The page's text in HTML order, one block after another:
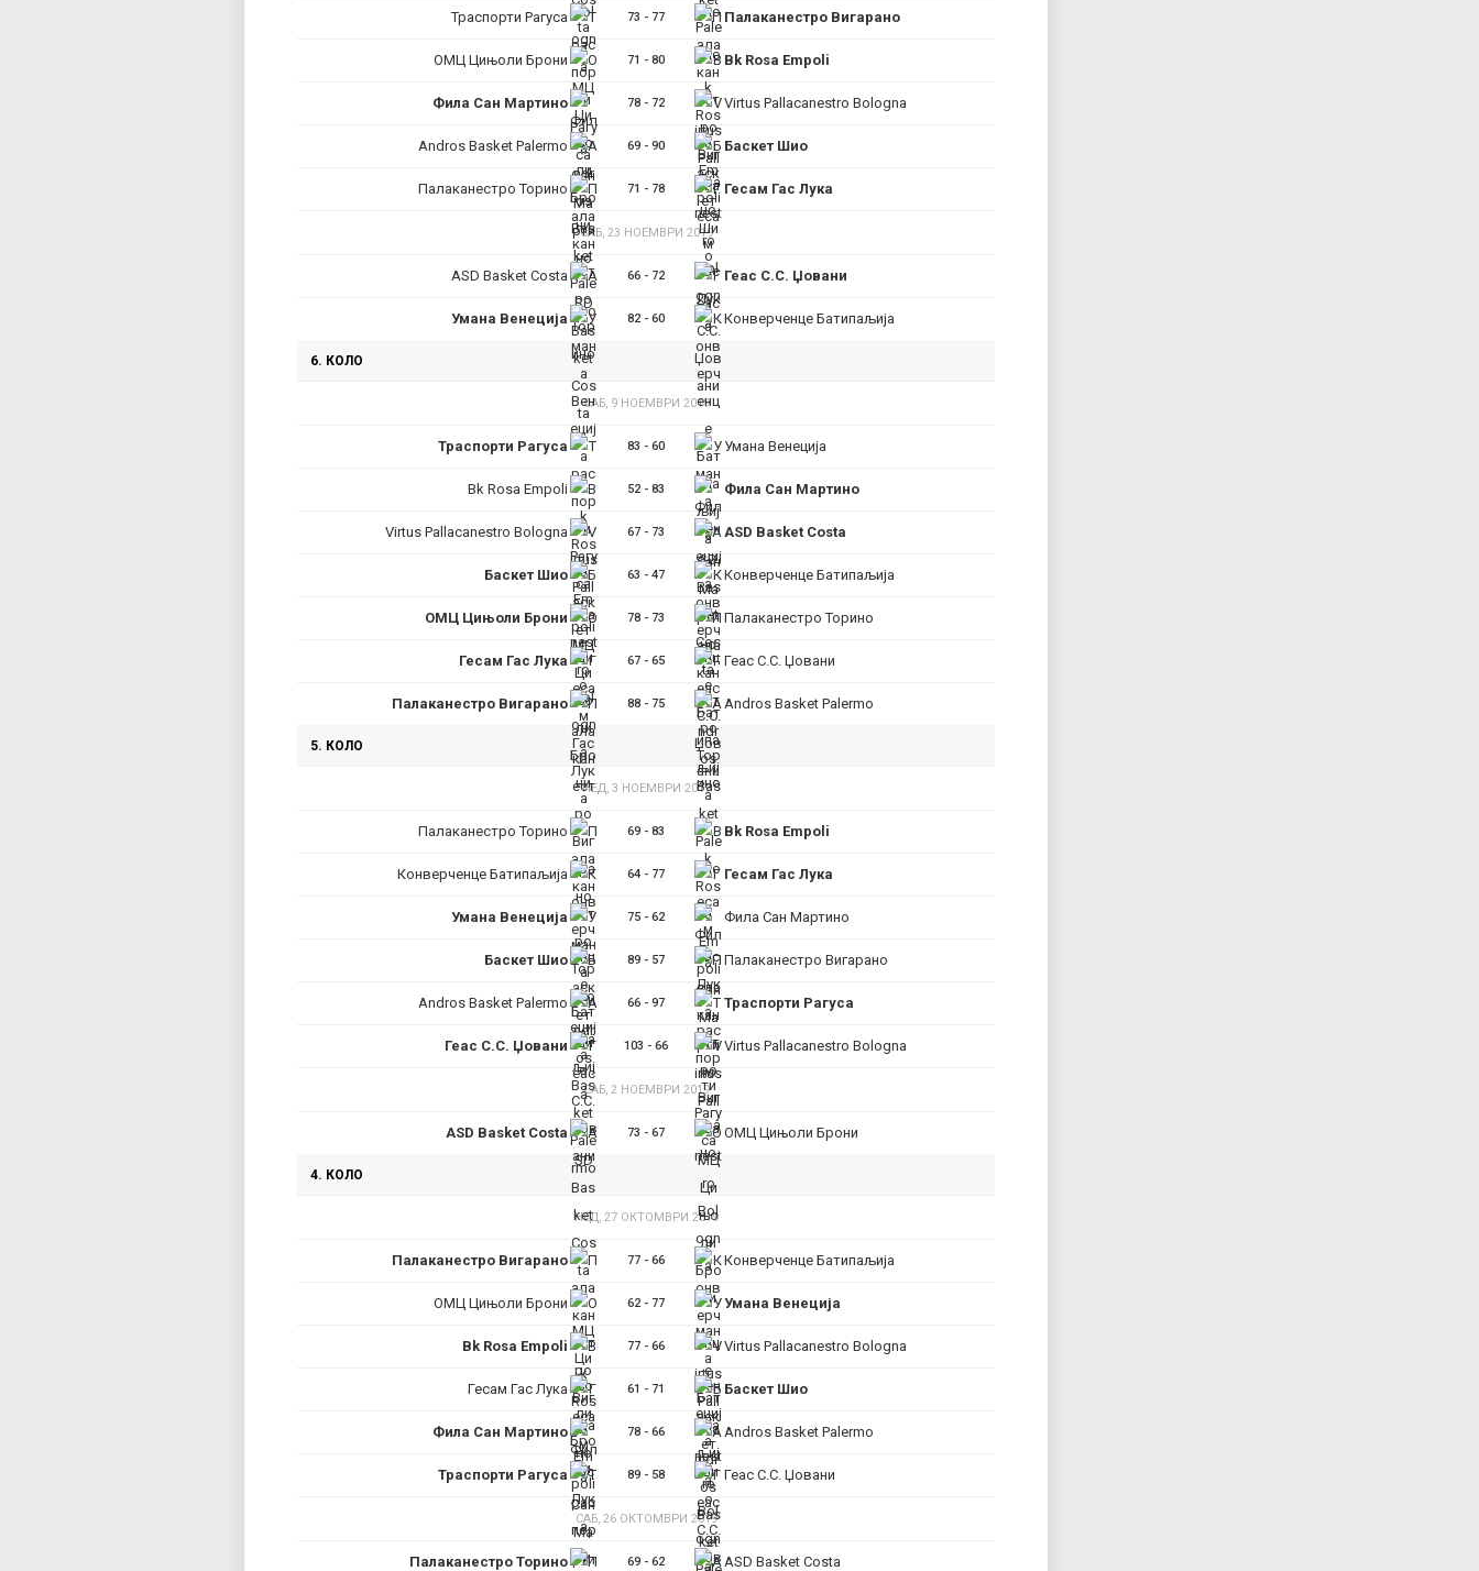
Траспорти Рагуса 73 - 77 Палаканестро Вигарано
ОМЦ Цињоли Брони 71 - 80 Bk Rosa Empoli
Фила Сан Мартино 78 - 72 Virtus Pallacanestro Bologna
Andros Basket Palermo 69 - 90 Баскет Шио
Палаканестро Торино 71 - 78 Гесам Гас Лука
САБ, 23 НОЕМВРИ 2019
ASD Basket Costa 66 - 72 Геас С.С. Џовани
Умана Венеција 82 - 60 Конверченце Батипаљија
6. КОЛО
САБ, 9 НОЕМВРИ 2019
Траспорти Рагуса 83 - 60 Умана Венеција
Bk Rosa Empoli 52 - 83 Фила Сан Мартино
Virtus Pallacanestro Bologna 67 - 73 ASD Basket Costa
Баскет Шио 63 - 47 Конверченце Батипаљија
ОМЦ Цињоли Брони 78 - 73 Палаканестро Торино
Гесам Гас Лука 67 - 65 Геас С.С. Џовани
Палаканестро Вигарано 88 - 75 Andros Basket Palermo
5. КОЛО
НЕД, 3 НОЕМВРИ 2019
Палаканестро Торино 69 - 83 Bk Rosa Empoli
Конверченце Батипаљија 64 - 77 Гесам Гас Лука
Умана Венеција 75 - 62 Фила Сан Мартино
Баскет Шио 89 - 57 Палаканестро Вигарано
Andros Basket Palermo 66 - 97 Траспорти Рагуса
Геас С.С. Џовани 103 - 66 Virtus Pallacanestro Bologna
САБ, 2 НОЕМВРИ 2019
ASD Basket Costa 73 - 67 ОМЦ Цињоли Брони
4. КОЛО
НЕД, 27 ОКТОМВРИ 2019
Палаканестро Вигарано 77 - 66 Конверченце Батипаљија
ОМЦ Цињоли Брони 62 - 77 Умана Венеција
Bk Rosa Empoli 77 - 66 Virtus Pallacanestro Bologna
Гесам Гас Лука 61 - 71 Баскет Шио
Фила Сан Мартино 78 - 66 Andros Basket Palermo
Траспорти Рагуса 89 - 58 Геас С.С. Џовани
САБ, 26 ОКТОМВРИ 2019
Палаканестро Торино 69 - 62 ASD Basket Costa